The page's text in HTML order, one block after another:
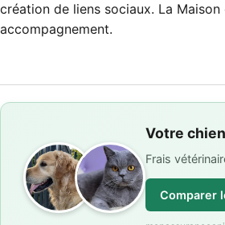
création de liens sociaux. La
accompagnement.
Votre
Frais
Comparer